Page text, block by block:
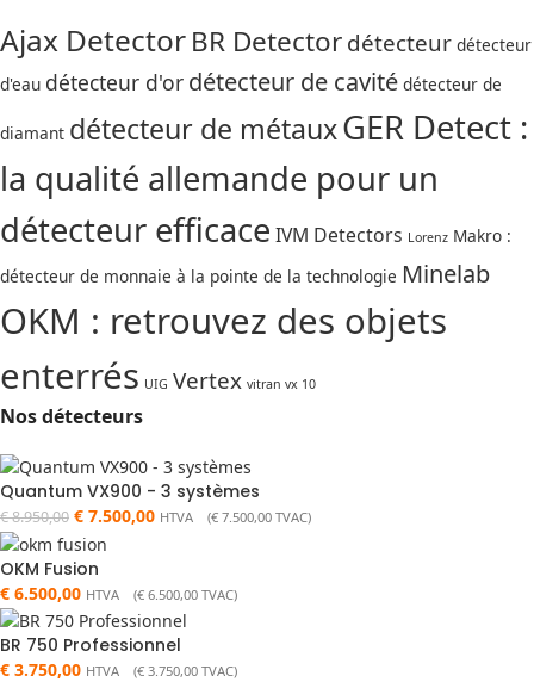
Ajax DetectorBR Detectordétecteur détecteur
d'eau détecteur d'or détecteur de cavité détecteur de
diamant détecteur de métauxGER Detect :
la qualité allemande pour un
détecteur efficace IVM Detectors Lorenz Makro :
détecteur de monnaie à la pointe de la technologie Minelab
OKM : retrouvez des objets
enterrés UIG Vertex vitran vx 10
Nos détecteurs
Quantum VX900 - 3 systèmes
€8.950,00 € 7.500,00 HTVA (€ 7.500,00 TVAC)
OKM Fusion
€ 6.500,00 HTVA (€ 6.500,00 TVAC)
BR 750 Professionnel
€ 3.750,00 HTVA (€ 3.750,00 TVAC)